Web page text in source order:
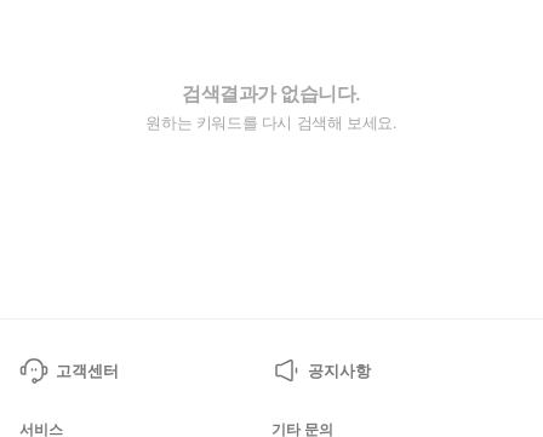
검색결과가 없습니다.
원하는 키워드를 다시 검색해 보세요.
고객센터 공지사항
서비스 기타 문의